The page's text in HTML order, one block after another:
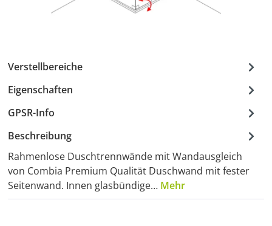
Verstellbereiche
Eigenschaften
GPSR-Info
Beschreibung
Rahmenlose Duschtrennwände mit Wandausgleich
von Combia Premium Qualität Duschwand mit fester
Seitenwand. Innen glasbündige… Mehr